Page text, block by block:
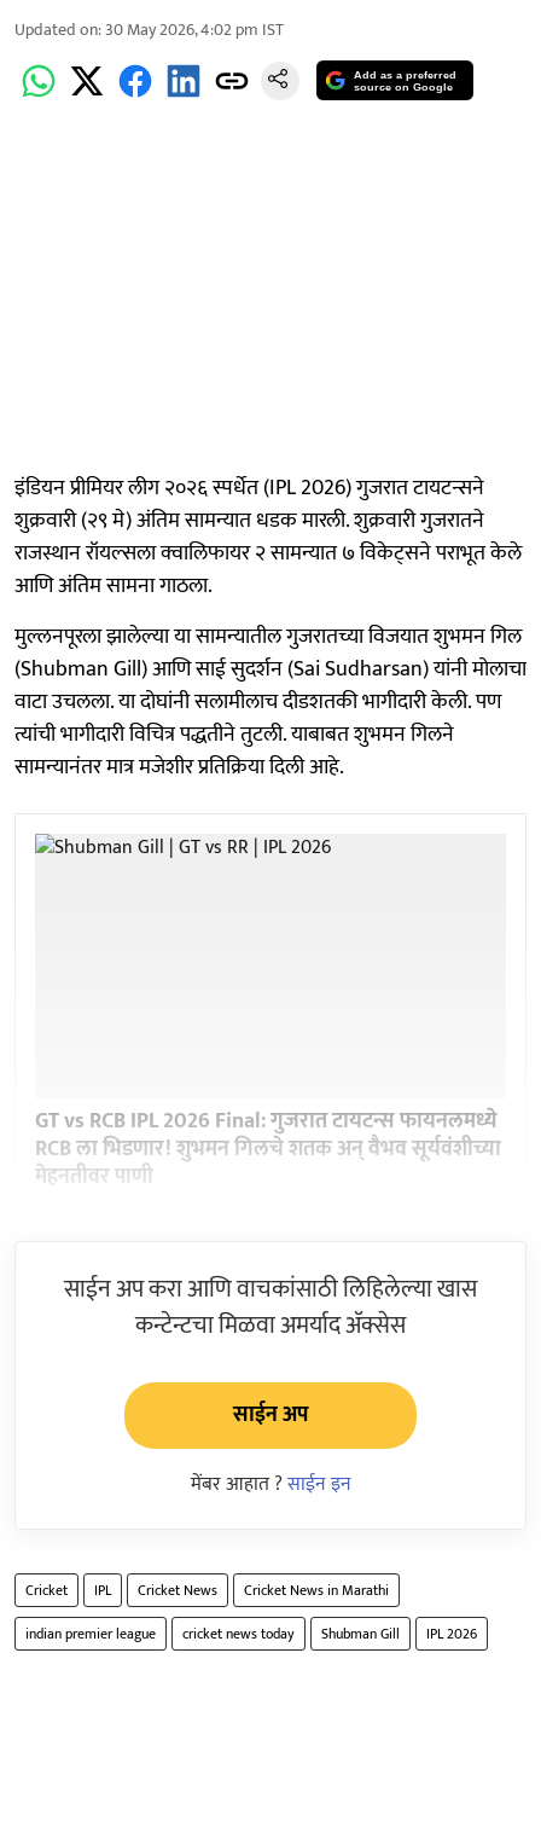
Updated on:30 May 2026, 4:02 pm IST
Add as a preferred
source on Google
इंडियन प्रीमियर लीग २०२६ स्पर्धेत (IPL 2026) गुजरात टायटन्सने
शुक्रवारी (२९ मे) अंतिम सामन्यात धडक मारली. शुक्रवारी गुजरातने
राजस्थान रॉयल्सला क्वालिफायर २ सामन्यात ७ विकेट्सने पराभूत केले
आणि अंतिम सामना गाठला.
मुल्लनपूरला झालेल्या या सामन्यातील गुजरातच्या विजयात शुभमन गिल
(Shubman Gill) आणि साई सुदर्शन (Sai Sudharsan) यांनी मोलाचा
वाटा उचलला. या दोघांनी सलामीलाच दीडशतकी भागीदारी केली. पण
त्यांची भागीदारी विचित्र पद्धतीने तुटली. याबाबत शुभमन गिलने
सामन्यानंतर मात्र मजेशीर प्रतिक्रिया दिली आहे.
GT vs RCB IPL 2026 Final: गुजरात टायटन्स फायनलमध्ये
RCB ला भिडणार! शुभमन गिलचे शतक अन् वैभव सूर्यवंशीच्या
मेहनतीवर पाणी
साईन अप करा आणि वाचकांसाठी लिहिलेल्या खास
कन्टेन्टचा मिळवा अमर्याद ॲक्सेस
साईन अप
मेंबर आहात ?साईन इन
Cricket IPL Cricket News
Cricket News in Marathi
indian premier league
cricket news today Shubman Gill IPL 2026